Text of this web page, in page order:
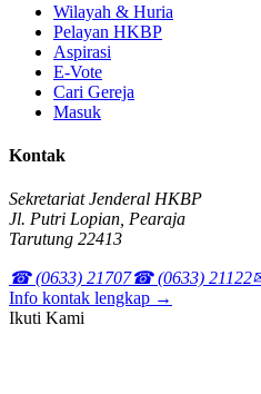
Wilayah & Huria
Pelayan HKBP
Aspirasi
E-Vote
Cari Gereja
Masuk
Kontak
Sekretariat Jenderal HKBP
Jl. Putri Lopian, Pearaja
Tarutung 22413
☎ (0633) 21707☎ (0633) 21122
Info kontak lengkap →
Ikuti Kami